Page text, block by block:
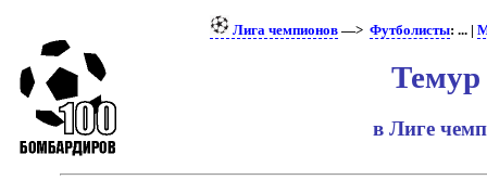
Лига чемпионов—> Футболисты: ... |
Темур
в Лиге